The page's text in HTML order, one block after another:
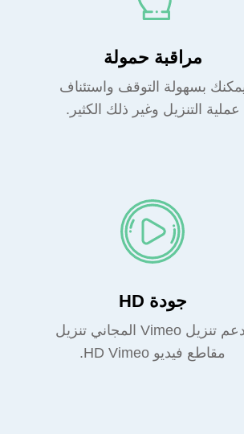
مراقبة حمولة
بسهولة التوقف واستئناف
عملية التنزيل وغير ذلك الكثير.
جودة HD
يدعم تنزيل Vimeo المجاني تنزيل
مقاطع فيديو HD Vimeo.